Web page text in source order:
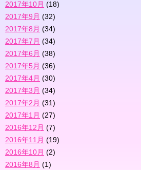
2017年10月 (18)
2017年9月 (32)
2017年8月 (34)
2017年7月 (34)
2017年6月 (38)
2017年5月 (36)
2017年4月 (30)
2017年3月 (34)
2017年2月 (31)
2017年1月 (27)
2016年12月 (7)
2016年11月 (19)
2016年10月 (2)
2016年8月 (1)